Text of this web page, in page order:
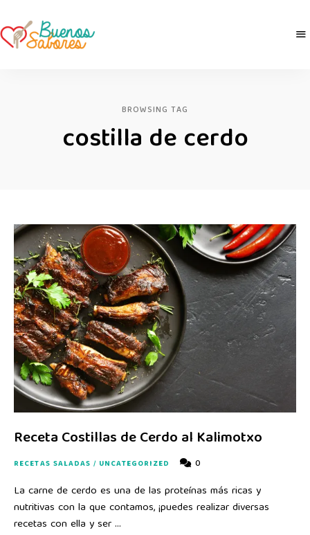
BROWSING TAG
costilla de cerdo
Receta Costillas de Cerdo al Kalimotxo
RECETAS SALADAS / UNCATEGORIZED 0
La carne de cerdo es una de las proteínas más ricas y
nutritivas con la que contamos, ¡puedes realizar diversas
recetas con ella y ser …